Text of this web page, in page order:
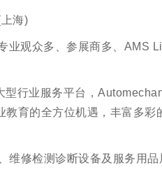
海)
业观众多、参展商多、AMS
型行业服务平台，
教育的全方位机遇，丰富多
维修检测诊断设备及服务用